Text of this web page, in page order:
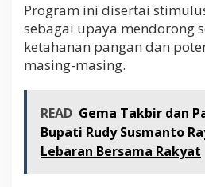
Program ini disertai
sebagai upaya mendorong
ketahanan pangan dan
masing-masing.
READ Gema Takbir dan
Bupati Rudy Susmanto
Lebaran Bersama Rakyat